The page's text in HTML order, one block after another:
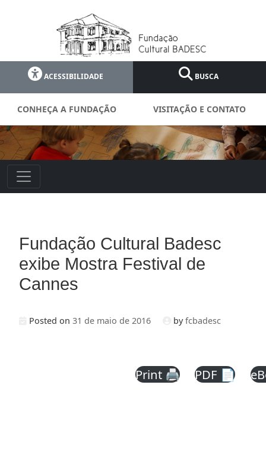
ACESSIBILIDADE BUSCA
CONHEÇA A FUNDAÇÃO VISITAÇÃO E CONTATO
Fundação Cultural Badesc
exibe Mostra Festival de
Cannes
Posted on 31 de maio de 2016 byfcbadesc
Print 🖨 PDF 📄